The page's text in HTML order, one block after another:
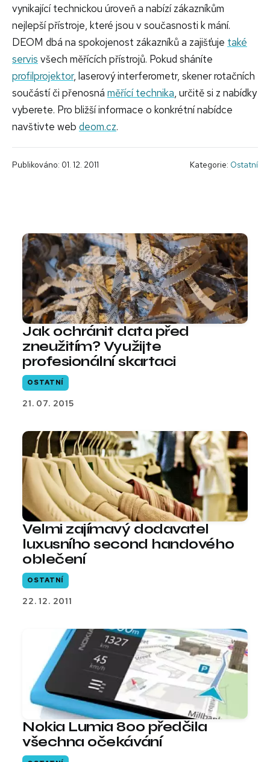
vynikající technickou úroveň a nabízí zákazníkům
nejlepší přístroje, které jsou v současnosti k mání.
DEOM dbá na spokojenost zákazníků a zajišťuje také
servis všech měřících přístrojů. Pokud sháníte
profilprojektor, laserový interferometr, skener rotačních
součástí či přenosná měřící technika, určitě si z nabídky
vyberete. Pro bližší informace o konkrétní nabídce
navštivte web deom.cz.
Publikováno: 01. 12. 2011 Kategorie: Ostatní
Jak ochránit data před
zneužitím? Využijte
profesionální skartaci
OSTATNÍ
21. 07. 2015
Velmi zajímavý dodavatel
luxusního second handového
oblečení
OSTATNÍ
22. 12. 2011
Nokia Lumia 800 předčila
všechna očekávání